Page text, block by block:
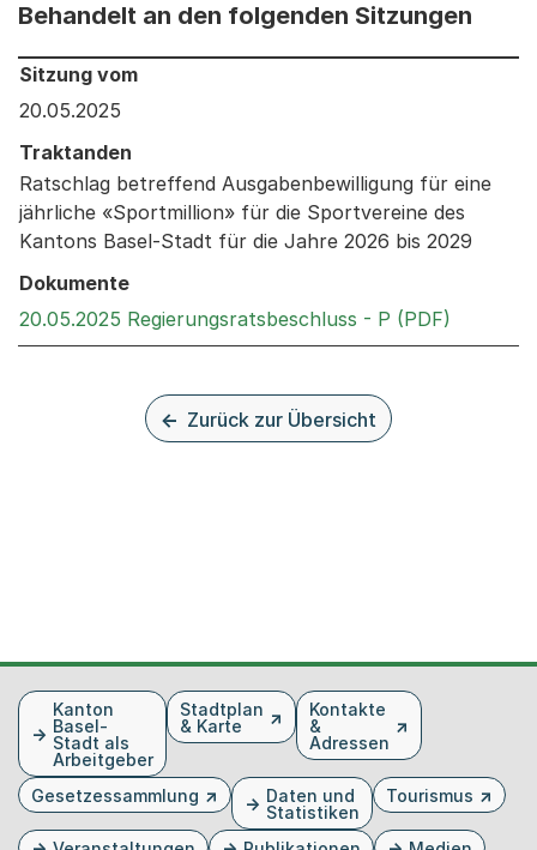
Behandelt an den folgenden Sitzungen
Behandelt an den folgenden Sitzungen: Informationen
Sitzung vom
20.05.2025
Traktanden
Ratschlag betreffend Ausgabenbewilligung für eine
jährliche «Sportmillion» für die Sportvereine des
Kantons Basel-Stadt für die Jahre 2026 bis 2029
Dokumente
20.05.2025 Regierungsratsbeschluss - P (PDF)
Zurück zur Übersicht
FusszeileKanton
Basel-
Stadt als
Arbeitgeber
Stadtplan
& Karte
Kontakte
&
Adressen
Gesetzessammlung
Daten und
Statistiken
Tourismus